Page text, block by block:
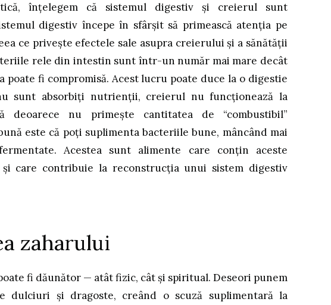
înțelegem că sistemul digestiv și creierul sunt
digestiv începe în sfârșit să primească atenția pe
ce privește efectele sale asupra creierului și a sănătății
rele din intestin sunt într-un număr mai mare decât
poate fi compromisă. Acest lucru poate duce la o digestie
sunt absorbiți nutrienții, creierul nu funcționează la
deoarece nu primește cantitatea de “combustibil”
este că poți suplimenta bacteriile bune, mâncând mai
Acestea sunt alimente care conțin aceste
care contribuie la reconstrucția unui sistem digestiv
zaharului
fi dăunător — atât fizic, cât și spiritual. Deseori punem
dulciuri și dragoste, creând o scuză suplimentară la